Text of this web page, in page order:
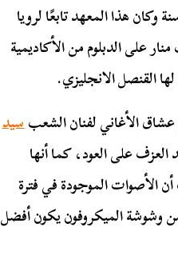
التحقت منار أبو هيف بمعهد تيجرمان البولندي لمدة 12 سنة وكان هذا المعهد تابعًا لرويا
على الدبلوم من الأكاديمية
الأغاني لفنان الشعبسيد
العزف على العود، كما أنها
الأصوات الموجودة في فترة
وشوشة الميكروفون يكون أفضل